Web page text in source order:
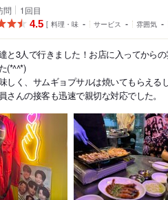
問 1回目
4.5
料理・味 - サービス - 雰囲気 -
と3人で行きました！お店に入ってから
(*^^*)
しく、サムギョプサルは焼いてもらえ
さんの接客も迅速で親切な対応でした。